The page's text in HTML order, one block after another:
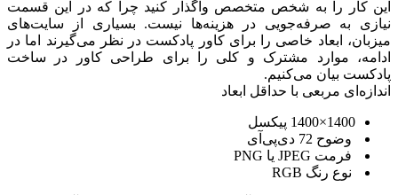
این کار را به شخص متخصص واگذار کنید چرا که در این قسمت
نیازی به صرفه‌جویی در هزینه‌ها نیست. بسیاری از سایت‌های
میزبان، ابعاد خاصی را برای کاور پادکست در نظر می‌گیرند اما در
ادامه، موارد مشترک و کلی را برای طراحی کاور در ساخت
پادکست بیان می‌کنیم.
اندازه‌ای مربعی با حداقل ابعاد
1400×1400 پیکسل
وضوح 72 دی‌پی‌آی
فرمت JPEG یا PNG
نوع رنگ RGB